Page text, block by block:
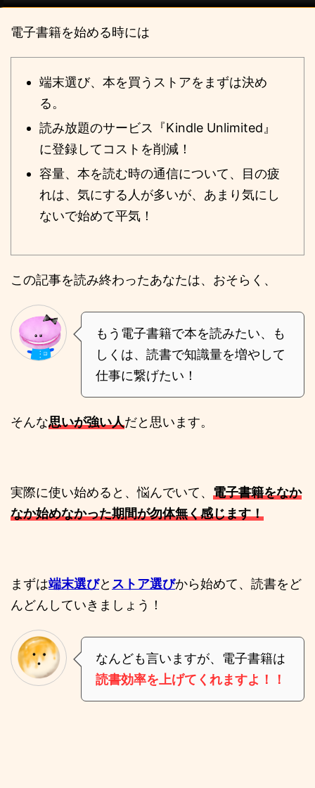
電子書籍を始める時には
端末選び、本を買うストアをまずは決め
る。
読み放題のサービス『Kindle Unlimited』
に登録してコストを削減！
容量、本を読む時の通信について、目の疲
れは、気にする人が多いが、あまり気にし
ないで始めて平気！
この記事を読み終わったあなたは、おそらく、
もう電子書籍で本を読みたい、も
しくは、読書で知識量を増やして
仕事に繋げたい！
そんな思いが強い人だと思います。
実際に使い始めると、悩んでいて、 電子書籍をなか
なか始めなかった期間が勿体無く感じます！
まずは端末選びと ストア選びから始めて、読書をど
んどんしていきましょう！
なんども言いますが、電子書籍は
読書効率を上げてくれますよ！！